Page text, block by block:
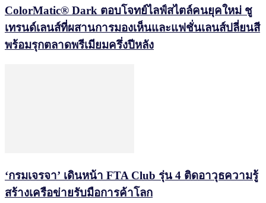
ColorMatic® Dark ตอบโจทย์ไลฟ์สไตล์คนยุคใหม่ ชู
เทรนด์เลนส์ที่ผสานการมองเห็นและแฟชั่นเลนส์ปลี่ยนสี
พร้อมรุกตลาดพรีเมียมครึ่งปีหลัง
‘กรมเจรจา’ เดินหน้า FTA Club รุ่น 4 ติดอาวุธความรู้
สร้างเครือข่ายรับมือการค้าโลก